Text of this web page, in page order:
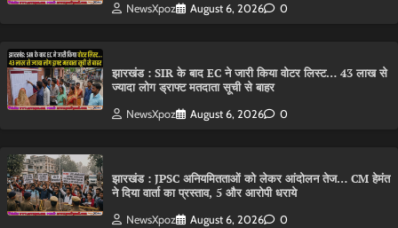
NewsXpoz August 6, 2026 0
झारखंड : SIR के बाद EC ने जारी किया वोटर लिस्ट… 43 लाख से
ज्यादा लोग ड्राफ्ट मतदाता सूची से बाहर
NewsXpoz August 6, 2026 0
झारखंड : JPSC अनियमितताओं को लेकर आंदोलन तेज… CM हेमंत
ने दिया वार्ता का प्रस्ताव, 5 और आरोपी धराये
NewsXpoz August 6, 2026 0